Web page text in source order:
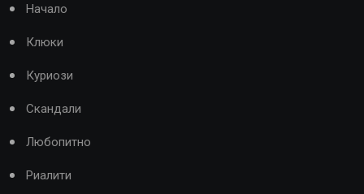
Начало
Клюки
Куриози
Скандали
Любопитно
Риалити